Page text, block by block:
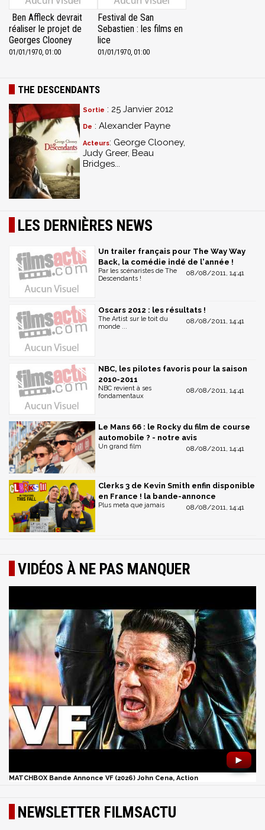
Ben Affleck devrait
réaliser le projet de
Georges Clooney
01/01/1970, 01:00
Festival de San
Sebastien : les films en
lice
01/01/1970, 01:00
THE DESCENDANTS
Sortie : 25 Janvier 2012
De : Alexander Payne
Acteurs: George Clooney,
Judy Greer, Beau
Bridges...
LES DERNIÈRES NEWS
Un trailer français pour The Way Way
Back, la comédie indé de l'année !
08/08/2011, 14:41
Par les scénaristes de The
Descendants !
Oscars 2012 : les résultats !
08/08/2011, 14:41
The Artist sur le toit du
monde ...
NBC, les pilotes favoris pour la saison
2010-2011
08/08/2011, 14:41
NBC revient à ses
fondamentaux
Le Mans 66 : le Rocky du film de course
automobile ? - notre avis
08/08/2011, 14:41
Un grand film
Clerks 3 de Kevin Smith enfin disponible
en France ! la bande-annonce
08/08/2011, 14:41
Plus meta que jamais
VIDÉOS À NE PAS MANQUER
►
MATCHBOX Bande Annonce VF (2026) John Cena, Action
NEWSLETTER FILMSACTU